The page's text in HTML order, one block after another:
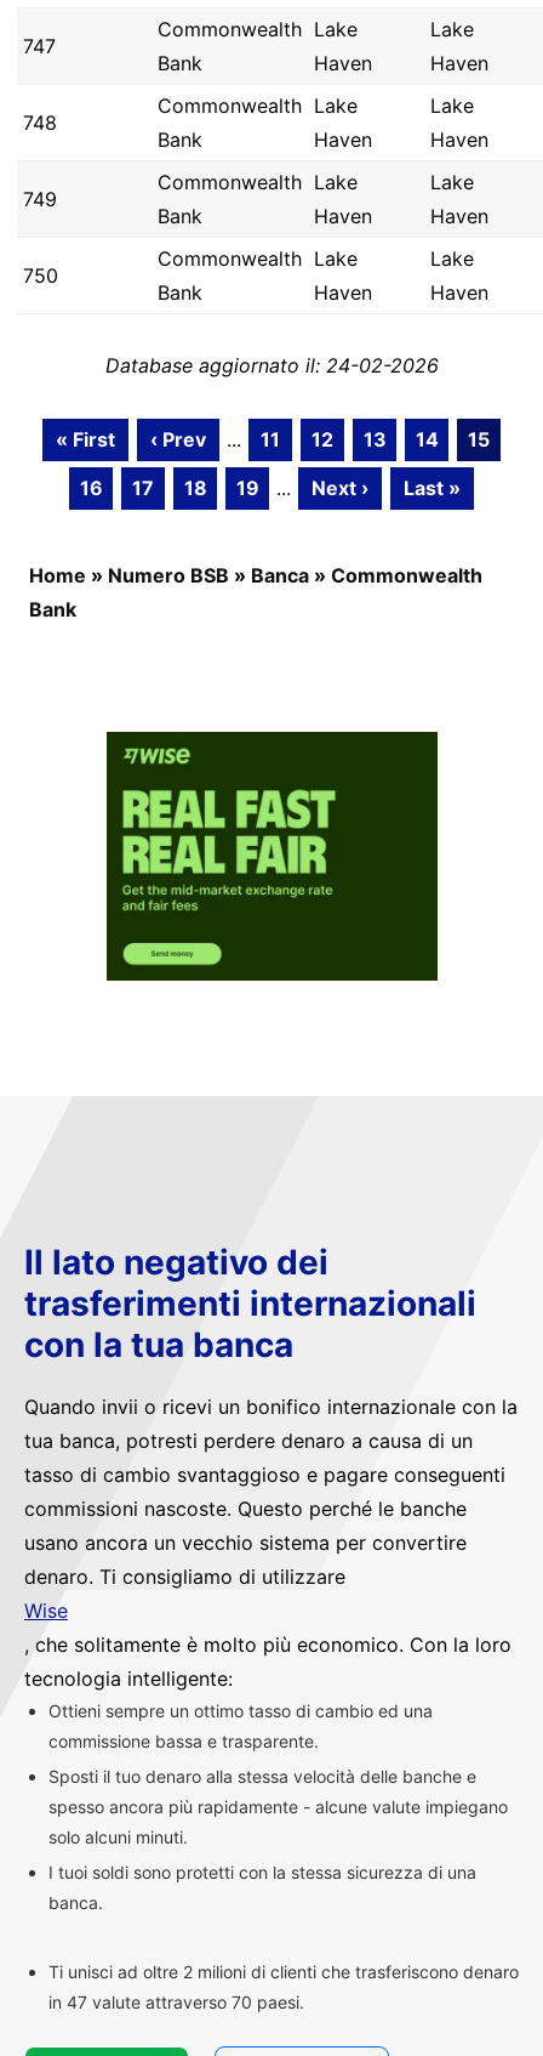
747
Commonwealth
Bank
Lake
Haven
Lake
Haven
748
Commonwealth
Bank
Lake
Haven
Lake
Haven
749
Commonwealth
Bank
Lake
Haven
Lake
Haven
750
Commonwealth
Bank
Lake
Haven
Lake
Haven
Database aggiornato il: 24-02-2026
« First ‹ Prev ... 11 12 13 14
15
16
17 18 19 ... Next › Last »
Home » Numero BSB » Banca » Commonwealth
Bank
Il lato negativo dei
trasferimenti internazionali
con la tua banca
Quando invii o ricevi un bonifico internazionale con la
tua banca, potresti perdere denaro a causa di un
tasso di cambio svantaggioso e pagare conseguenti
commissioni nascoste. Questo perché le banche
usano ancora un vecchio sistema per convertire
denaro. Ti consigliamo di utilizzare
Wise
, che solitamente è molto più economico. Con la loro
tecnologia intelligente:
Ottieni sempre un ottimo tasso di cambio ed una
commissione bassa e trasparente.
Sposti il tuo denaro alla stessa velocità delle banche e
spesso ancora più rapidamente - alcune valute impiegano
solo alcuni minuti.
I tuoi soldi sono protetti con la stessa sicurezza di una
banca.
Ti unisci ad oltre 2 milioni di clienti che trasferiscono denaro
in 47 valute attraverso 70 paesi.